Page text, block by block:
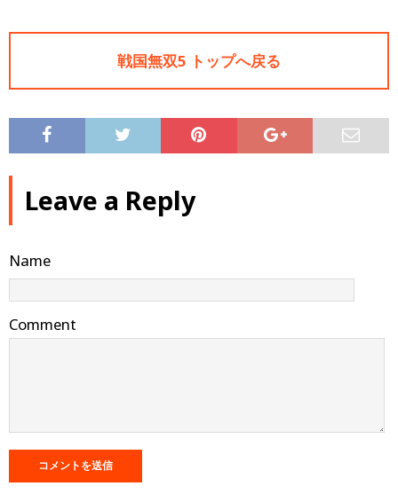
戦国無双5 トップへ戻る
Leave a Reply
Name
Comment